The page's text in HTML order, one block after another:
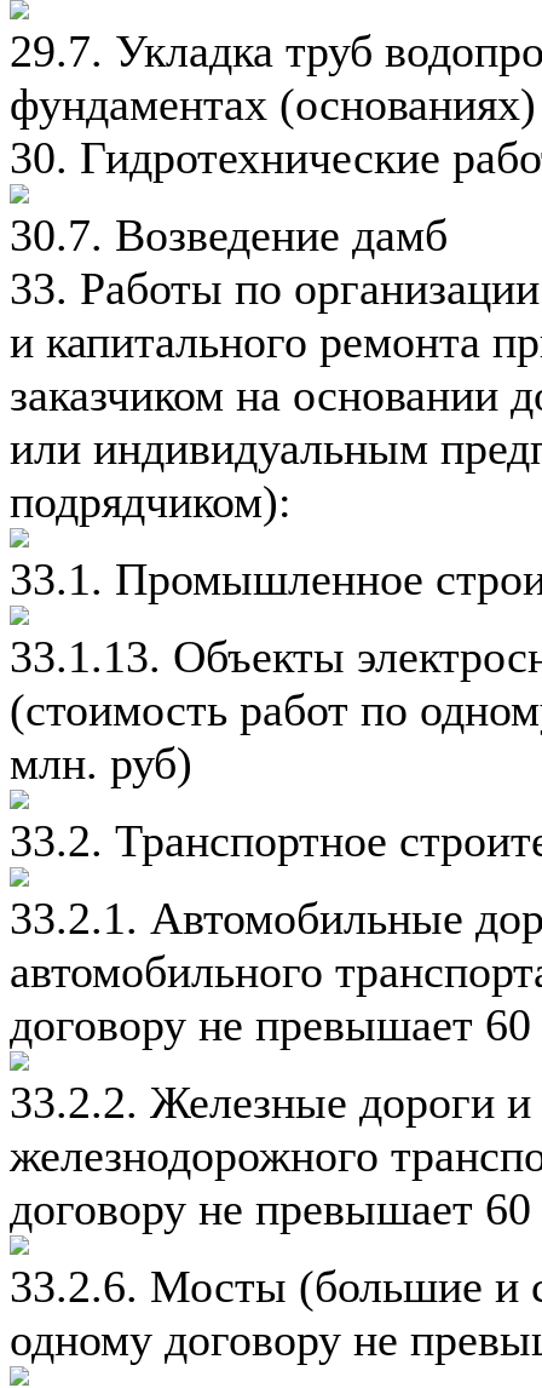
29.7. Укладка труб
фундаментах
30. Гидротехнические
30.7. Возведение дамб
33. Работы по
и капитального ремонта
заказчиком на основании
или индивидуальным
подрядчиком):
33.1. Промышленное
33.1.13. Объекты
(стоимость работ по
млн. руб)
33.2. Транспортное
33.2.1. Автомобильные
автомобильного
договору не превышает
33.2.2. Железные дороги
железнодорожного
договору не превышает
33.2.6. Мосты (большие и
одному договору не